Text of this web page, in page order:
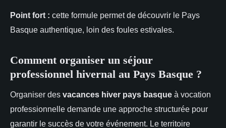
Point fort : cette formule permet de découvrir le Pays
Basque authentique, loin des foules estivales.
Comment organiser un séjour
professionnel hivernal au Pays Basque ?
Organiser des vacances hiver pays basque à vocation
professionnelle demande une approche structurée pour
garantir le succès de votre événement. Le territoire